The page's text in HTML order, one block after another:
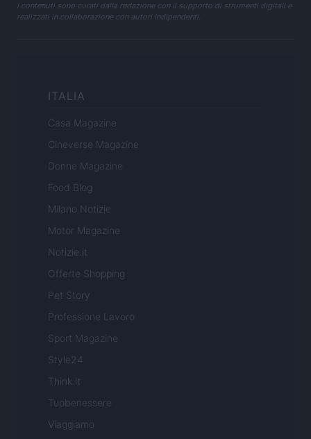
I contenuti sono curati dalla redazione con il supporto di strumenti digitali e
realizzati in collaborazione con autori indipendenti.
ITALIA
Casa Magazine
Cineverse Magazine
Donne Magazine
Food Blog
Milano Notizie
Motor Magazine
Notizie.it
Offerte Shopping
Pet Story
Professione Lavoro
Sport Magazine
Style24
Think.it
Tuobenessere
Viaggiamo